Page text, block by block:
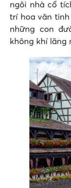
ngôi nhà cổ
trí hoa văn
những con
không khí lãng